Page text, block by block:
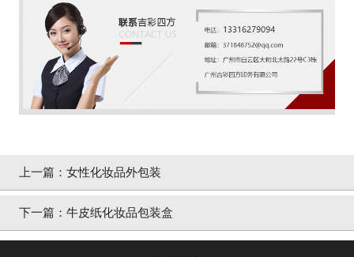
上一篇： 女性化妆品外包装
下一篇： 牛皮纸化妆品包装盒